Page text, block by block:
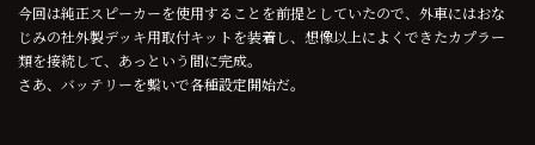
今回は純正スピーカーを使用することを前提としていたので、外車にはおな
じみの社外製デッキ用取付キットを装着し、想像以上によくできたカプラー
類を接続して、あっという間に完成。
さあ、バッテリーを繋いで各種設定開始だ。